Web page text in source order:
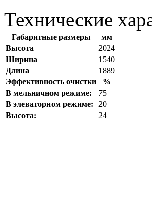
Технические
Габаритные размеры
мм
Высота
2024
Ширина
1540
Длина
1889
Эффективность очистки
%
В мельничном режиме:
75
В элеваторном режиме:
20
Высота:
24